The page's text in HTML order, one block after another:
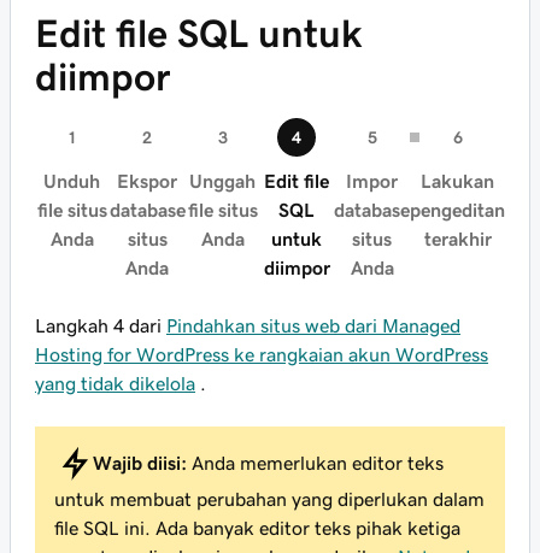
Edit file SQL untuk
diimpor
Unduh
file situs
Anda
Ekspor
database
situs
Anda
Unggah
file situs
Anda
Edit file
SQL
untuk
diimpor
Impor
database
situs
Anda
Lakukan
pengeditan
terakhir
Langkah 4 dari Pindahkan situs web dari Managed
Hosting for WordPress ke rangkaian akun WordPress
yang tidak dikelola
Wajib diisi: Anda memerlukan editor teks
untuk membuat perubahan yang diperlukan dalam
file SQL ini. Ada banyak editor teks pihak ketiga